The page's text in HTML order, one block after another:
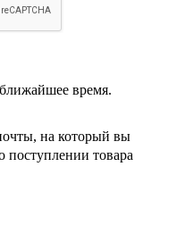
время.
на который вы
товара